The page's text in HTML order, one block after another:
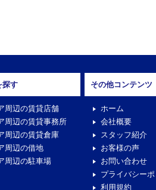
探す
周辺の賃貸店舗
周辺の賃貸事務所
周辺の賃貸倉庫
周辺の借地
周辺の駐車場
その他コンテンツ
ホーム
会社概要
スタッフ紹介
お客様の声
お問い合わせ
プライバシー
利用規約